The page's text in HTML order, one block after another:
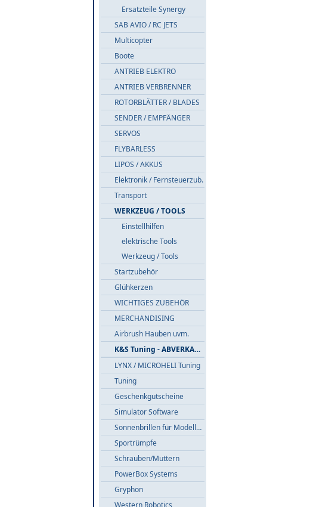
Ersatzteile Synergy
SAB AVIO / RC JETS
Multicopter
Boote
ANTRIEB ELEKTRO
ANTRIEB VERBRENNER
ROTORBLÄTTER / BLADES
SENDER / EMPFÄNGER
SERVOS
FLYBARLESS
LIPOS / AKKUS
Elektronik / Fernsteuerzub.
Transport
WERKZEUG / TOOLS
Einstellhilfen
elektrische Tools
Werkzeug / Tools
Startzubehör
Glühkerzen
WICHTIGES ZUBEHÖR
MERCHANDISING
Airbrush Hauben uvm.
K&S Tuning - ABVERKAUF
LYNX / MICROHELI Tuning
Tuning
Geschenkgutscheine
Simulator Software
Sonnenbrillen für Modellflieger
Sportrümpfe
Schrauben/Muttern
PowerBox Systems
Gryphon
Western Robotics